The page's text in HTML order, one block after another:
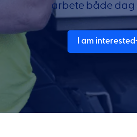
arbete både dag
I am interested